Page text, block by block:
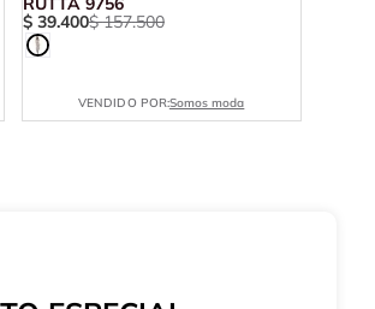
$ 39.400$ 157.500
VENDIDO POR:Somos moda